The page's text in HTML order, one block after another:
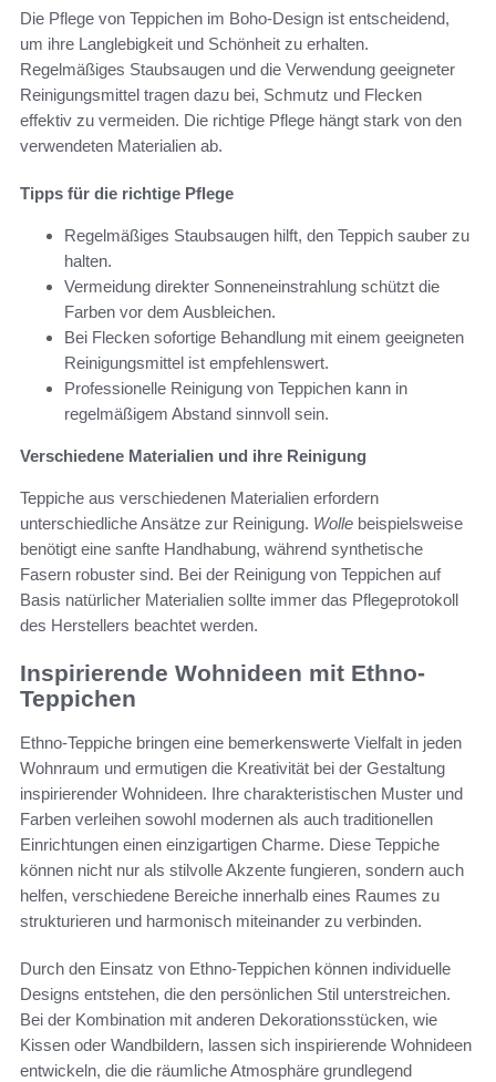
Die Pflege von Teppichen im Boho-Design ist entscheidend,
um ihre Langlebigkeit und Schönheit zu erhalten.
Regelmäßiges Staubsaugen und die Verwendung geeigneter
Reinigungsmittel tragen dazu bei, Schmutz und Flecken
effektiv zu vermeiden. Die richtige Pflege hängt stark von den
verwendeten Materialien ab.
Tipps für die richtige Pflege
Regelmäßiges Staubsaugen hilft, den Teppich sauber zu
halten.
Vermeidung direkter Sonneneinstrahlung schützt die
Farben vor dem Ausbleichen.
Bei Flecken sofortige Behandlung mit einem geeigneten
Reinigungsmittel ist empfehlenswert.
Professionelle Reinigung von Teppichen kann in
regelmäßigem Abstand sinnvoll sein.
Verschiedene Materialien und ihre Reinigung
Teppiche aus verschiedenen Materialien erfordern
unterschiedliche Ansätze zur Reinigung. Wolle beispielsweise
benötigt eine sanfte Handhabung, während synthetische
Fasern robuster sind. Bei der Reinigung von Teppichen auf
Basis natürlicher Materialien sollte immer das Pflegeprotokoll
des Herstellers beachtet werden.
Inspirierende Wohnideen mit Ethno-
Teppichen
Ethno-Teppiche bringen eine bemerkenswerte Vielfalt in jeden
Wohnraum und ermutigen die Kreativität bei der Gestaltung
inspirierender Wohnideen. Ihre charakteristischen Muster und
Farben verleihen sowohl modernen als auch traditionellen
Einrichtungen einen einzigartigen Charme. Diese Teppiche
können nicht nur als stilvolle Akzente fungieren, sondern auch
helfen, verschiedene Bereiche innerhalb eines Raumes zu
strukturieren und harmonisch miteinander zu verbinden.
Durch den Einsatz von Ethno-Teppichen können individuelle
Designs entstehen, die den persönlichen Stil unterstreichen.
Bei der Kombination mit anderen Dekorationsstücken, wie
Kissen oder Wandbildern, lassen sich inspirierende Wohnideen
entwickeln, die die räumliche Atmosphäre grundlegend